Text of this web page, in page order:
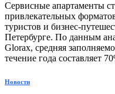
Сервисные апартаменты
привлекательных
туристов и бизнес-
Петербурге. По данным
Glorax, средняя
течение года составляет
Новости